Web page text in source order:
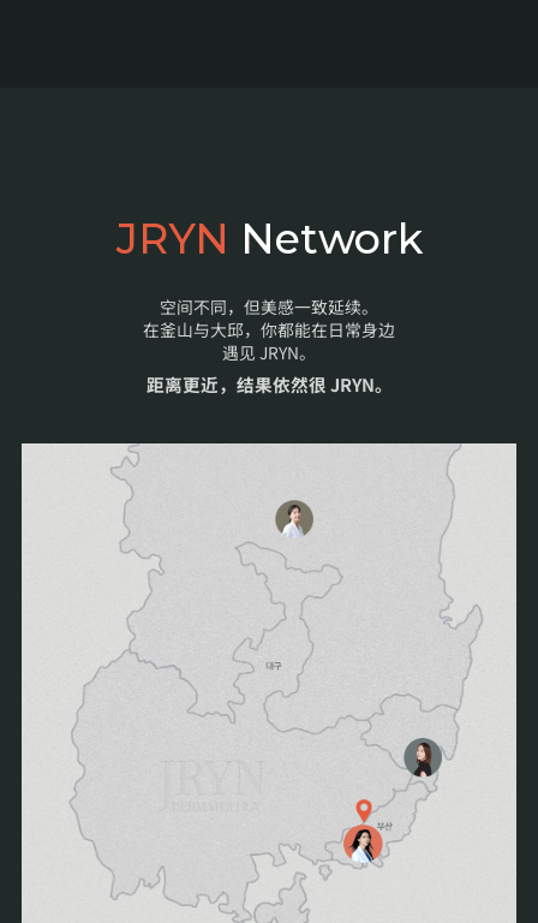
JRYN Network
空间不同，但美感一致延续。
在釜山与大邱，你都能在日常身边
遇见 JRYN。
距离更近，结果依然很 JRYN。